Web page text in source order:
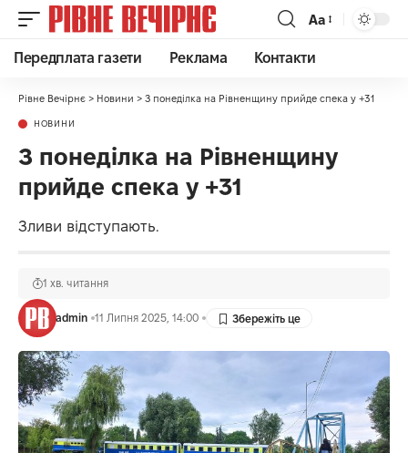
Аа
Передплата газети Реклама Контакти
Рівне Вечірнє > Новини > З понеділка на Рівненщину прийде спека у +31
НОВИНИ
З понеділка на Рівненщину
прийде спека у +31
Зливи відступають.
admin 11 Липня 2025, 14:00
1 хв. читання